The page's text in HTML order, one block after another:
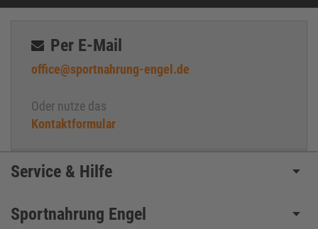
Per E-Mail
office@sportnahrung-engel.de
Oder nutze das
Kontaktformular
Service & Hilfe
Sportnahrung Engel